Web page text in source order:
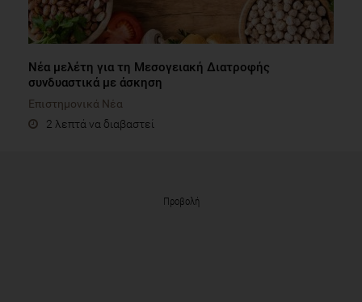
Νέα μελέτη για τη Μεσογειακή Διατροφής
συνδυαστικά με άσκηση
Επιστημονικά Νέα
2 λεπτά να διαβαστεί
Προβολή